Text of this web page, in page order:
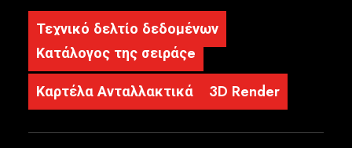
Τεχνικό δελτίο δεδομένων
Κατάλογος της σειράςe
Καρτέλα Ανταλλακτικά
3D Render